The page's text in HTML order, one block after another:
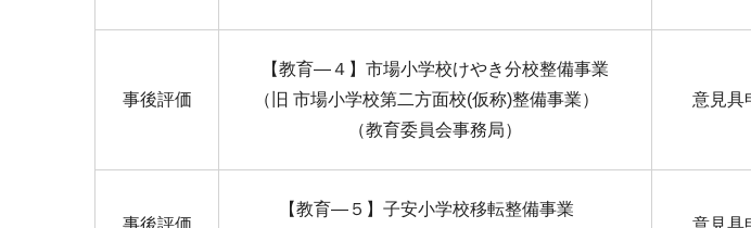
事後評価
【教育―４】市場小学校けやき分校整備事業
（旧 市場小学校第二方面校(仮称)整備事業）
（教育委員会事務局）
意見具
事後評価
【教育―５】子安小学校移転整備事業
意見具